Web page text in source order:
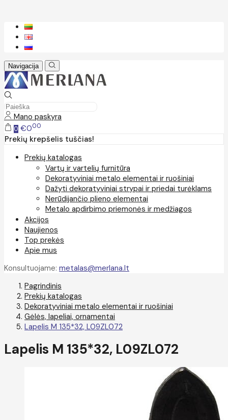
Navigacija
Mano paskyra
0 €000
Prekių krepšelis tuščias!
Prekių katalogas
Vartų ir vartelių furnitūra
Dekoratyviniai metalo elementai ir ruošiniai
Dažyti dekoratyviniai strypai ir priedai turėklams
Nerūdijančio plieno elementai
Metalo apdirbimo priemonės ir medžiagos
Akcijos
Naujienos
Top prekės
Apie mus
Konsultuojame: metalas@merlana.lt
Pagrindinis
Prekių katalogas
Dekoratyviniai metalo elementai ir ruošiniai
Gėlės, lapeliai, ornamentai
Lapelis M 135*32, L09ZL072
Lapelis M 135*32, L09ZL072